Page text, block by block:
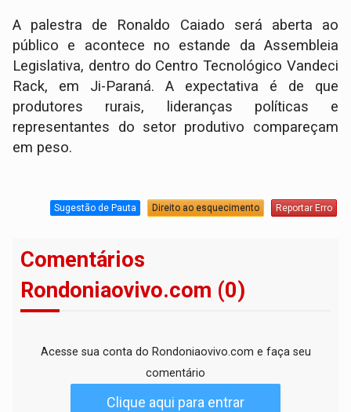
A palestra de Ronaldo Caiado será aberta ao
público e acontece no estande da Assembleia
Legislativa, dentro do Centro Tecnológico Vandeci
Rack, em Ji-Paraná. A expectativa é de que
produtores rurais, lideranças políticas e
representantes do setor produtivo compareçam
em peso.
Sugestão de Pauta Direito ao esquecimento Reportar Erro
Comentários
Rondoniaovivo.com (0)
Acesse sua conta do Rondoniaovivo.com e faça seu
comentário
Clique aqui para entrar